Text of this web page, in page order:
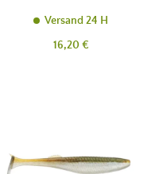
Versand 24 H
Preis
16,20 €